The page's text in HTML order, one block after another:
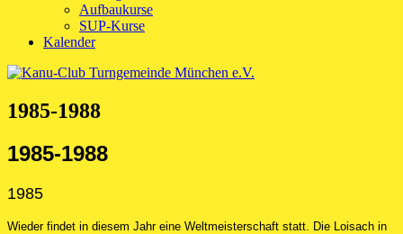
Aufbaukurse
SUP-Kurse
Kalender
1985-1988
1985-1988
1985
Wieder findet in diesem Jahr eine Weltmeisterschaft statt. Die Loisach in